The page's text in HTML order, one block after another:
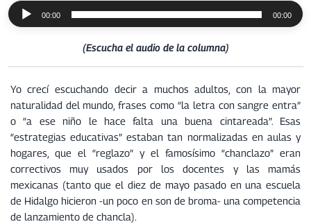
R
e
o
d
u
c
t
o
r
d
e
a
00:00 00:00
(Escucha el audio de la columna)
Yo crecí escuchando decir a muchos adultos, con la mayor
naturalidad del mundo, frases como “la letra con sangre entra”
o “a ese niño le hace falta una buena cintareada”. Esas
“estrategias educativas” estaban tan normalizadas en aulas y
hogares, que el “reglazo” y el famosísimo “chanclazo” eran
correctivos muy usados por los docentes y las mamás
mexicanas (tanto que el diez de mayo pasado en una escuela
de Hidalgo hicieron -un poco en son de broma- una competencia
de lanzamiento de chancla).